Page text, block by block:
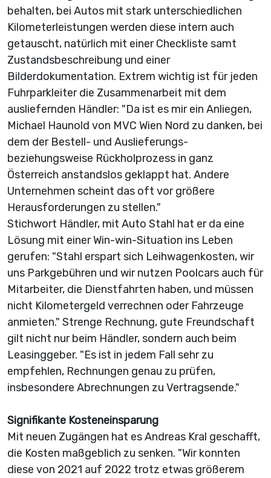
behalten, bei Autos mit stark unterschiedlichen
Kilometerleistungen werden diese intern auch
getauscht, natürlich mit einer Checkliste samt
Zustandsbeschreibung und einer
Bilderdokumentation. Extrem wichtig ist für jeden
Fuhrparkleiter die Zusammenarbeit mit dem
ausliefernden Händler: "Da ist es mir ein Anliegen,
Michael Haunold von MVC Wien Nord zu danken, bei
dem der Bestell- und Auslieferungs-
beziehungsweise Rückholprozess in ganz
Österreich anstandslos geklappt hat. Andere
Unternehmen scheint das oft vor größere
Herausforderungen zu stellen."
Stichwort Händler, mit Auto Stahl hat er da eine
Lösung mit einer Win-win-Situation ins Leben
gerufen: "Stahl erspart sich Leihwagenkosten, wir
uns Parkgebühren und wir nutzen Poolcars auch für
Mitarbeiter, die Dienstfahrten haben, und müssen
nicht Kilometergeld verrechnen oder Fahrzeuge
anmieten." Strenge Rechnung, gute Freundschaft
gilt nicht nur beim Händler, sondern auch beim
Leasinggeber. "Es ist in jedem Fall sehr zu
empfehlen, Rechnungen genau zu prüfen,
insbesondere Abrechnungen zu Vertragsende."
Signifikante Kosteneinsparung
Mit neuen Zugängen hat es Andreas Kral geschafft,
die Kosten maßgeblich zu senken. "Wir konnten
diese von 2021 auf 2022 trotz etwas größerem